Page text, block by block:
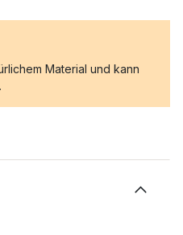
Material und kann